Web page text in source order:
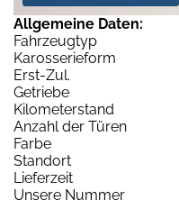
Allgemeine Daten:
Fahrzeugtyp
Karosserieform
Erst-Zul.
Getriebe
Kilometerstand
Anzahl der Türen
Farbe
Standort
Lieferzeit
Unsere Nummer